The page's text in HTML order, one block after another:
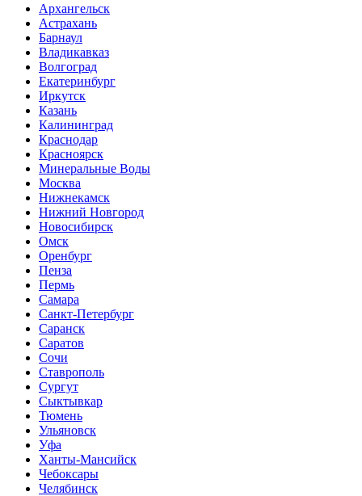
Архангельск
Астрахань
Барнаул
Владикавказ
Волгоград
Екатеринбург
Иркутск
Казань
Калининград
Краснодар
Красноярск
Минеральные Воды
Москва
Нижнекамск
Нижний Новгород
Новосибирск
Омск
Оренбург
Пенза
Пермь
Самара
Санкт-Петербург
Саранск
Саратов
Сочи
Ставрополь
Сургут
Сыктывкар
Тюмень
Ульяновск
Уфа
Ханты-Мансийск
Чебоксары
Челябинск